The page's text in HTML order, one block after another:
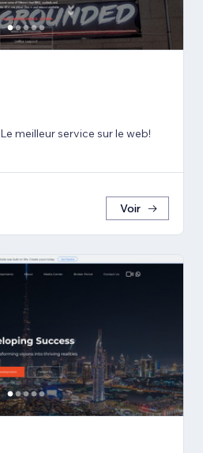
meilleur service sur le web!
Voir